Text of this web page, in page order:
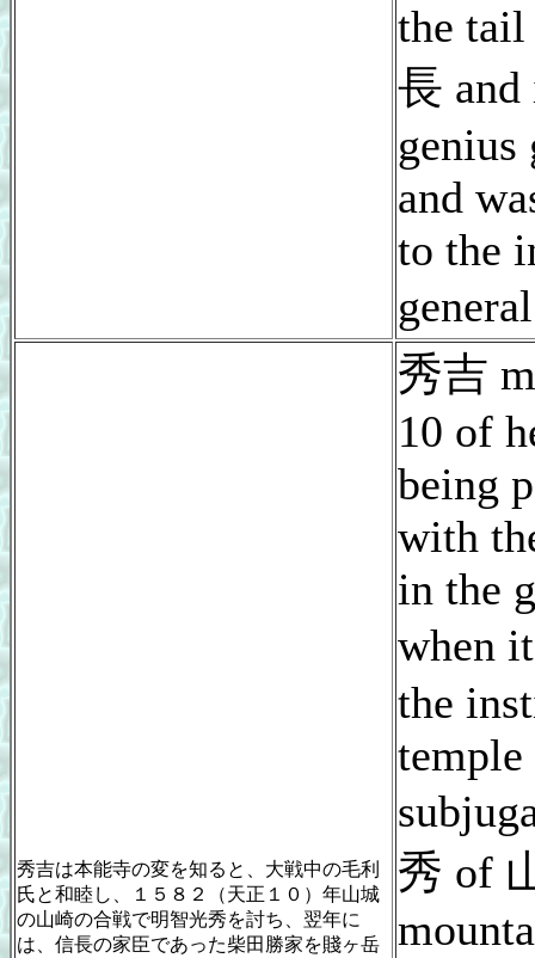
the
長 and
genius
and
to the
秀吉は本能寺の変を知ると、大戦中の毛利
氏と和睦し、１５８２（天正１０）年山城
の山崎の合戦で明智光秀を討ち、翌年に
は、信長の家臣であった柴田勝家を賤ヶ岳
秀吉
10 of
being
with
in the
when
the
秀 of